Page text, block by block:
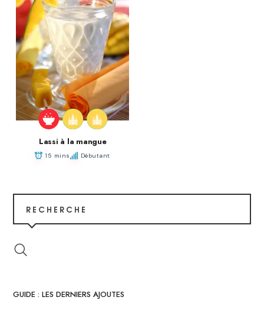
Lassi à la mangue
15 mins Débutant
RECHERCHE
GUIDE : LES DERNIERS AJOUTES